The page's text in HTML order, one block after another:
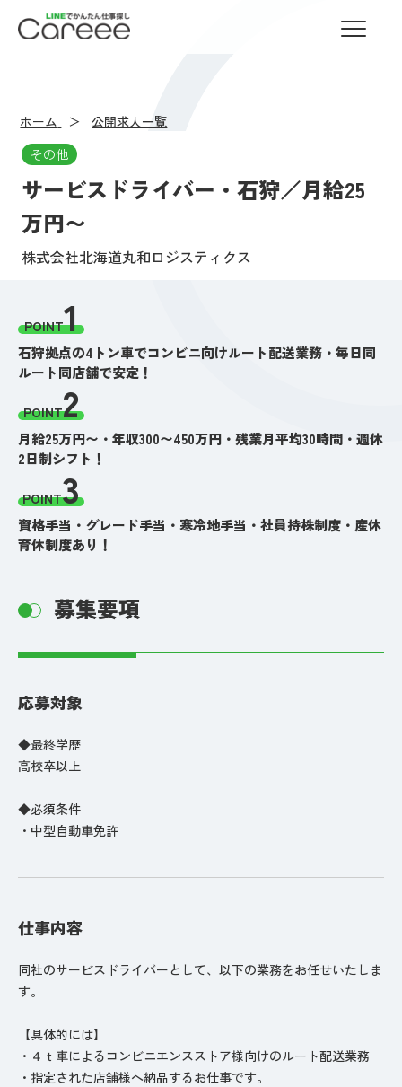
LINEでかんたん仕事探し Careee
ホーム
公開求人一覧
その他
サービスドライバー・石狩／月給25
万円〜
株式会社北海道丸和ロジスティクス
POINT1
石狩拠点の4トン車でコンビニ向けルート配送業務・毎日同
ルート同店舗で安定！
POINT2
月給25万円〜・年収300〜450万円・残業月平均30時間・週休
2日制シフト！
POINT3
資格手当・グレード手当・寒冷地手当・社員持株制度・産休
育休制度あり！
募集要項
応募対象
◆最終学歴
高校卒以上
◆必須条件
・中型自動車免許
仕事内容
同社のサービスドライバーとして、以下の業務をお任せいたしま
す。
【具体的には】
・４ｔ車によるコンビニエンスストア様向けのルート配送業務
・指定された店舗様へ納品するお仕事です。